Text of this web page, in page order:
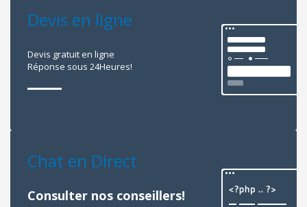
Devis en ligne
Devis gratuit en ligne
Réponse sous 24Heures!
Chat en Direct
Consulter nos conseillers!